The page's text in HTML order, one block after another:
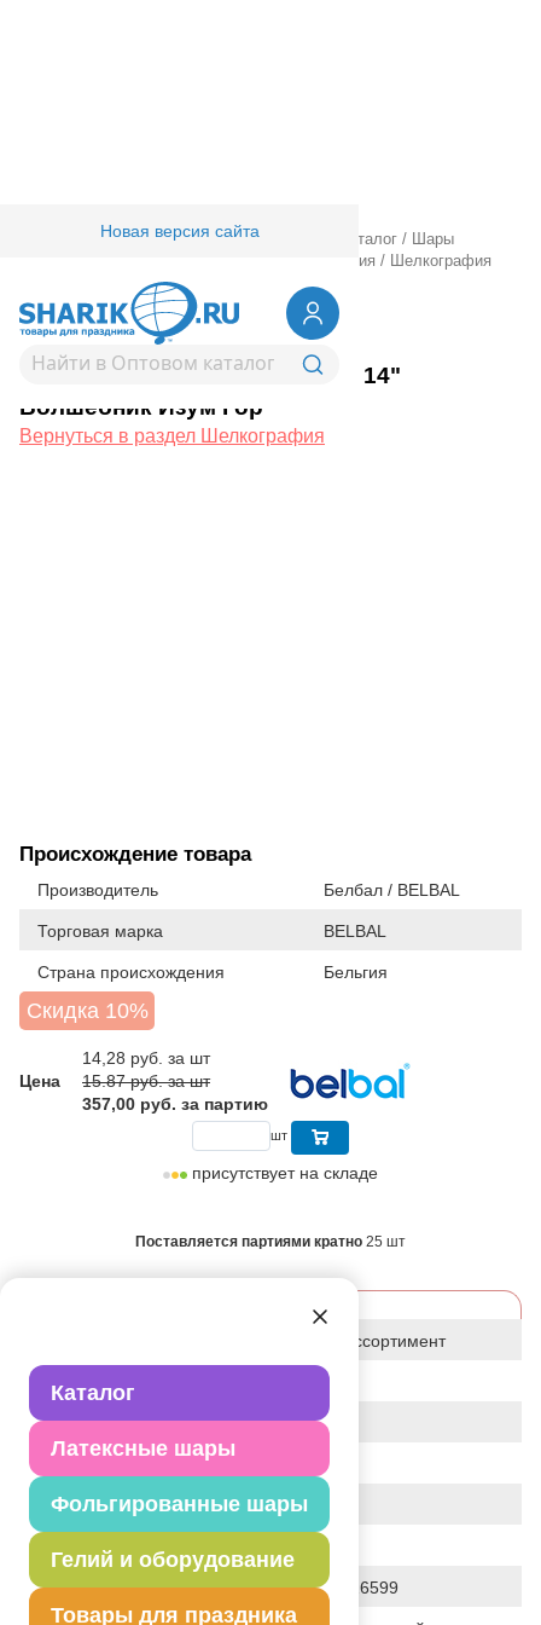
Каталог
Латексные шары
Фольгированные шары
Гелий и оборудование
Товары для праздника
Новая версия сайта
Товары для праздника/ Оптовый каталог /
Шары
Шелкография /
Шелкография
паст 14" Волшебник Изум Гор
1103-3137Шелкография паст 14"
Волшебник Изум Гор
Вернуться в раздел Шелкография
Происхождение товара
Производитель Белбал / BELBAL
Торговая марка BELBAL
Страна происхождения Бельгия
Скидка 10%
Цена
14,28 руб. за шт
15.87 руб. за шт
357,00 руб. за партию
шт
присутствует на складе
Поставляется партиями кратно 25 шт
базовый ассортимент
Событие Подарок
Цвет АССОРТИ
Форма КРУГЛЫЙ
Общие размеры 14"/36СМ
Штрих код 4690390626599